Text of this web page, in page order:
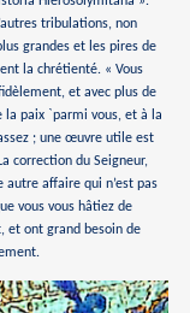
tribulations, non
grandes et les pires de
la chrétienté. « Vous
et avec plus de
la paix `parmi vous, et à la
; une œuvre utile est
correction du Seigneur,
autre affaire qui n’est pas
vous vous hâtiez de
et ont grand besoin de